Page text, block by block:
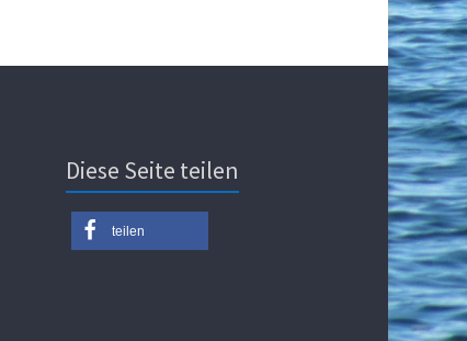
Diese Seite teilen
teilen